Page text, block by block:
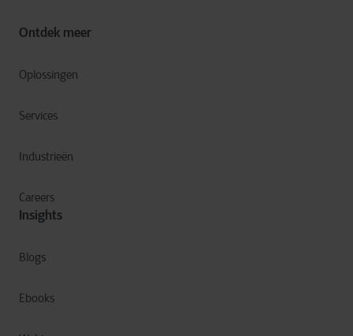
Ontdek meer
Oplossingen
Services
Industrieën
Careers
Insights
Blogs
Ebooks